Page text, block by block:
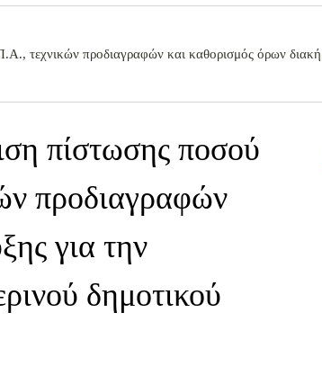
προδιαγραφών και καθορισμός όρων
πίστωσης ποσού
προδιαγραφών
για την
δημοτικού